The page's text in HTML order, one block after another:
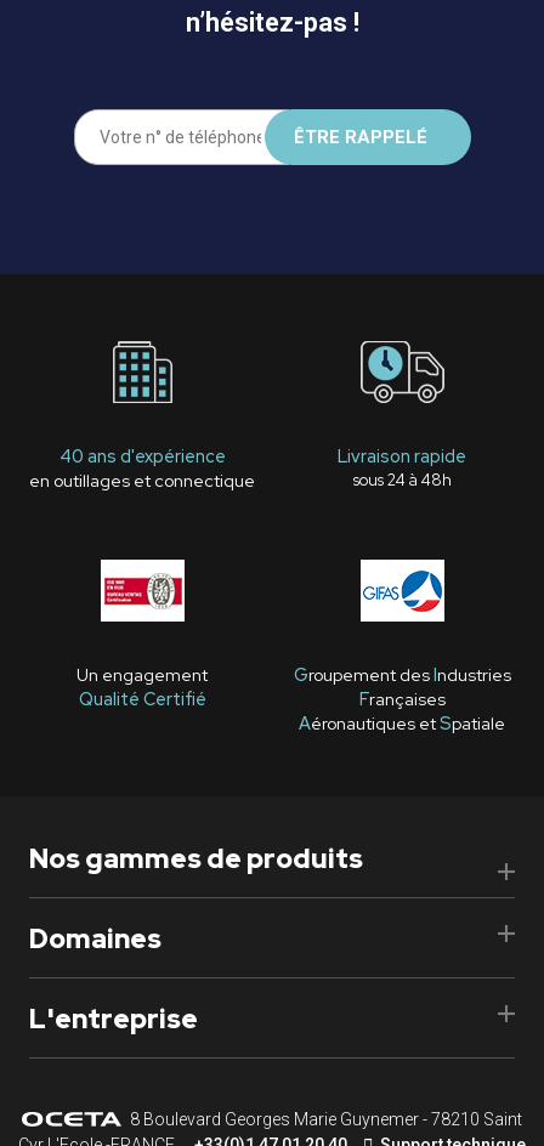
n’hésitez-pas !
40 ans d'expérience
en outillages et connectique
Livraison rapide
sous 24 à 48h
Un engagement
Qualité Certifié
Groupement desIndustries
Françaises
Aéronautiques etSpatiale
Nos gammes de produits
Domaines
L'entreprise
8 Boulevard Georges Marie Guynemer - 78210 Saint